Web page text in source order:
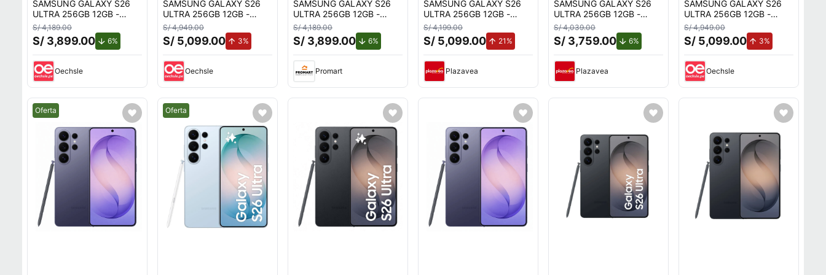
SAMSUNG GALAXY S26
ULTRA 256GB 12GB -
BLANCO
S/ 4,189.00
S/ 3,899.00 6% de descuento.
Oechsle
SAMSUNG GALAXY S26
ULTRA 256GB 12GB -
BLANCO
S/ 4,949.00
S/ 5,099.00 3%
Oechsle
SAMSUNG GALAXY S26
ULTRA 256GB 12GB -
BLANCO
S/ 4,189.00
S/ 3,899.00 6% de descuento.
Promart
SAMSUNG GALAXY S26
ULTRA 256GB 12GB -
BLANCO
S/ 4,199.00
S/ 5,099.00 21% de aumento.
Plazavea
SAMSUNG GALAXY S26
ULTRA 256GB 12GB -
BLANCO
S/ 4,039.00
S/ 3,759.00 6% de descuento.
Plazavea
SAMSUNG GALAXY S26
ULTRA 256GB 12GB -
CELESTE
S/ 4,949.00
S/ 5,099.00 3%
Oechsle
Mejor precio.
Oferta Mejor precio.
Oferta